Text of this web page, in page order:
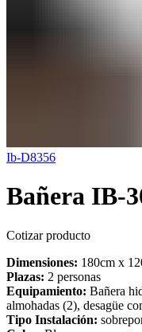
Ib-D8356
Bañera IB-
Cotizar producto
Dimensiones: 180cm x
Plazas: 2 personas
Equipamiento: Bañera
almohadas (2), desagüe
Tipo Instalación: